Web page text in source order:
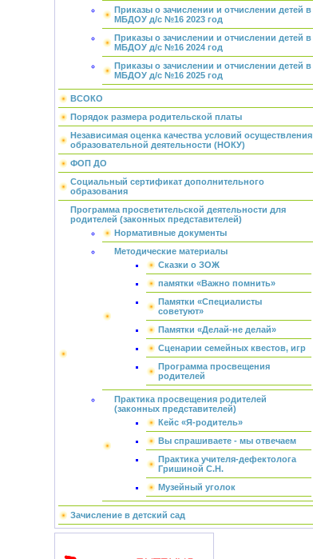
Приказы о зачислении и отчислении детей в
МБДОУ д/с №16 2023 год
Приказы о зачислении и отчислении детей в
МБДОУ д/с №16 2024 год
Приказы о зачислении и отчислении детей в
МБДОУ д/с №16 2025 год
ВСОКО
Порядок размера родительской платы
Независимая оценка качества условий осуществления
образовательной деятельности (НОКУ)
ФОП ДО
Социальный сертификат дополнительного
образования
Программа просветительской деятельности для
родителей (законных представителей)
Нормативные документы
Методические материалы
Сказки о ЗОЖ
памятки «Важно помнить»
Памятки «Специалисты
советуют»
Памятки «Делай-не делай»
Сценарии семейных квестов, игр
Программа просвещения
родителей
Практика просвещения родителей
(законных представителей)
Кейс «Я-родитель»
Вы спрашиваете - мы отвечаем
Практика учителя-дефектолога
Гришиной С.Н.
Музейный уголок
Зачисление в детский сад